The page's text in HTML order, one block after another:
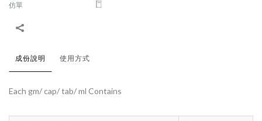
仿單
成份說明 使用方式
Each gm/ cap/ tab/ ml Contains